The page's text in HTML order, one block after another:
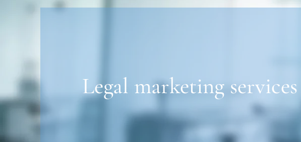
Legal marketing services